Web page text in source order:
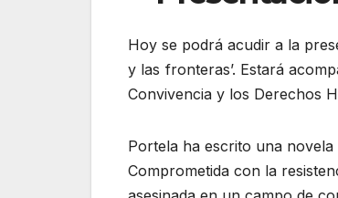
Hoy se podrá acudir a la
y las fronteras’. Estará
Convivencia y los Derechos
Portela ha escrito una
Comprometida con la